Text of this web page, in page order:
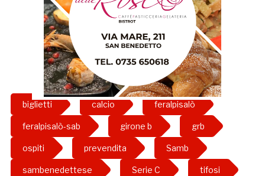
biglietti calcio feralpisalò
feralpisalò-sab girone b grb
ospiti prevendita Samb
sambenedettese Serie C tifosi